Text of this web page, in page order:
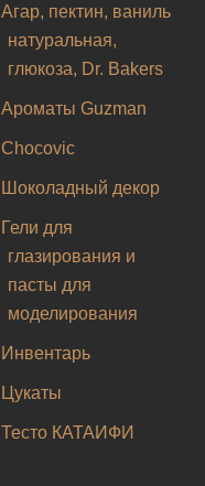
Агар, пектин, ваниль
натуральная,
глюкоза, Dr. Bakers
Ароматы Guzman
Chocovic
Шоколадный декор
Гели для
глазирования и
пасты для
моделирования
Инвентарь
Цукаты
Тесто КАТАИФИ